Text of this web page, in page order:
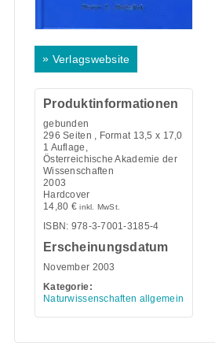
» Verlagswebsite
Produktinformationen
gebunden
296 Seiten , Format 13,5 x 17,0
1 Auflage,
Österreichische Akademie der
Wissenschaften
2003
Hardcover
14,80 € inkl. MwSt.
ISBN: 978-3-7001-3185-4
Erscheinungsdatum
November 2003
Kategorie:
Naturwissenschaften allgemein